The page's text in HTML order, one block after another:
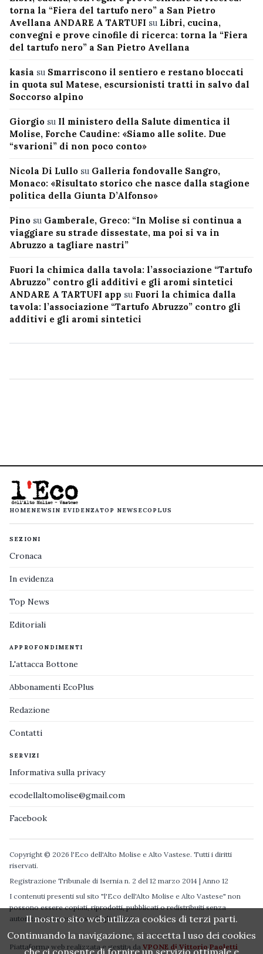
torna la “Fiera del tartufo nero” a San Pietro
Avellana ANDARE A TARTUFI su Libri, cucina,
convegni e prove cinofile di ricerca: torna la “Fiera
del tartufo nero” a San Pietro Avellana
kasia su Smarriscono il sentiero e restano bloccati
in quota sul Matese, escursionisti tratti in salvo dal
Soccorso alpino
Giorgio su Il ministero della Salute dimentica il
Molise, Forche Caudine: «Siamo alle solite. Due
“svarioni” di non poco conto»
Nicola Di Lullo su Galleria fondovalle Sangro,
Monaco: «Risultato storico che nasce dalla stagione
politica della Giunta D’Alfonso»
Pino su Gamberale, Greco: “In Molise si continua a
viaggiare su strade dissestate, ma poi si va in
Abruzzo a tagliare nastri”
Fuori la chimica dalla tavola: l’associazione “Tartufo
Abruzzo” contro gli additivi e gli aromi sintetici
ANDARE A TARTUFI app su Fuori la chimica dalla
tavola: l’associazione “Tartufo Abruzzo” contro gli
additivi e gli aromi sintetici
HOMENEWS IN EVIDENZATOP NEWS ECOPLUS
SEZIONI
Cronaca
In evidenza
Top News
Editoriali
APPROFONDIMENTI
L'attacca Bottone
Abbonamenti EcoPlus
Redazione
Contatti
SERVIZI
Informativa sulla privacy
ecodellaltomolise@gmail.com
Facebook
Copyright © 2026 l'Eco dell'Alto Molise e Alto Vastese. Tutti i diritti
riservati.
Registrazione Tribunale di Isernia n. 2 del 12 marzo 2014 | Anno 12
I contenuti presenti sul sito "l'Eco dell'Alto Molise e Alto Vastese" non
possono essere copiati, riprodotti, pubblicati o redistribuiti senza
autorizzazione espressa degli autori.
Piattaforma web realizzata e gestita da VPONE di Vittorio Paoletti
Il nostro sito web utilizza cookies di terzi parti.
Continuando la navigazione, si accetta l uso dei cookies
che ci consente di fornire un servizio ottimale e